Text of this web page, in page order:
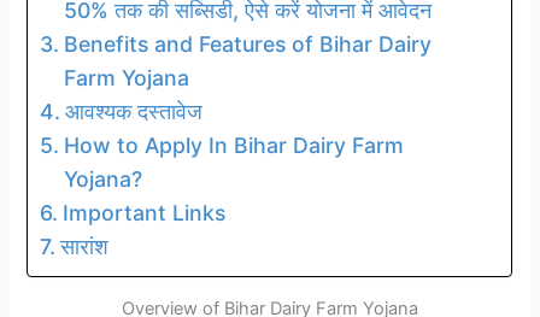
50% तक की सब्सिडी, ऐसे करें योजना में आवेदन
Benefits and Features of Bihar Dairy
Farm Yojana
आवश्यक दस्तावेज
How to Apply In Bihar Dairy Farm
Yojana?
Important Links
सारांश
Overview of Bihar Dairy Farm Yojana